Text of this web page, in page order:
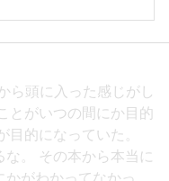
ら頭に入った感じがし
とがいつの間にか目的
目的になっていた。
。 その本から本当に
かがわかってなかっ